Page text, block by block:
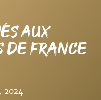
AUX
DE FRANCE
2024